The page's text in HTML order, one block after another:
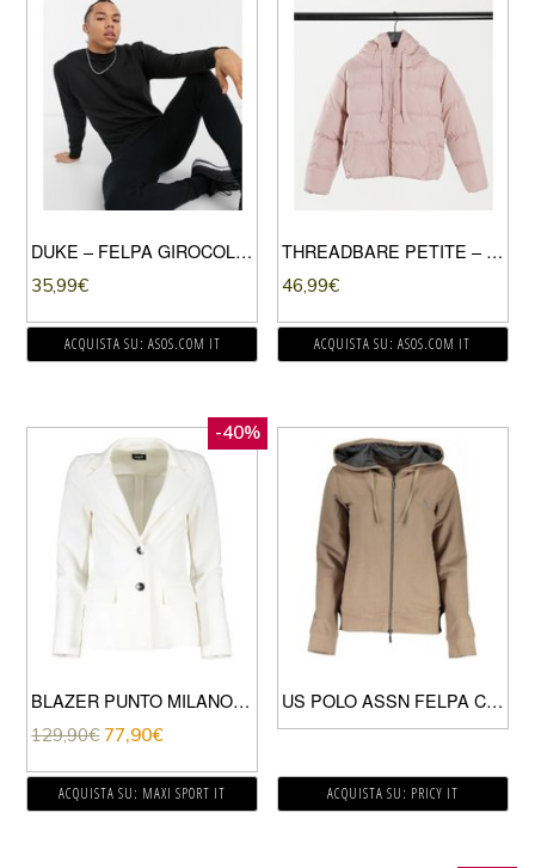
DUKE – FELPA GIROCOLLO-NERO
35,99€
ACQUISTA SU: ASOS.COM IT
THREADBARE PETITE – PIUMINO CON CAPPUCCIO-ROSA
46,99€
ACQUISTA SU: ASOS.COM IT
-40%
BLAZER PUNTO MILANO DECLINO DONNA
129,90€ 77,90€
ACQUISTA SU: MAXI SPORT IT
US POLO ASSN FELPA CON ZIP DONNA BEIGE
ACQUISTA SU: PRICY IT